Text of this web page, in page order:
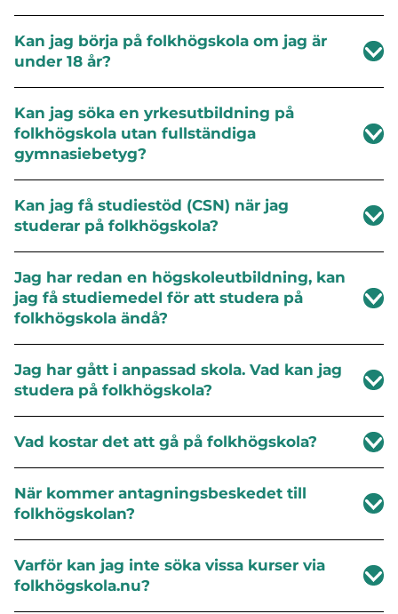
Kan jag börja på folkhögskola om jag är
under 18 år?
Kan jag söka en yrkesutbildning på
folkhögskola utan fullständiga
gymnasiebetyg?
Kan jag få studiestöd (CSN) när jag
studerar på folkhögskola?
Jag har redan en högskoleutbildning, kan
jag få studiemedel för att studera på
folkhögskola ändå?
Jag har gått i anpassad skola. Vad kan jag
studera på folkhögskola?
Vad kostar det att gå på folkhögskola?
När kommer antagningsbeskedet till
folkhögskolan?
Varför kan jag inte söka vissa kurser via
folkhögskola.nu?